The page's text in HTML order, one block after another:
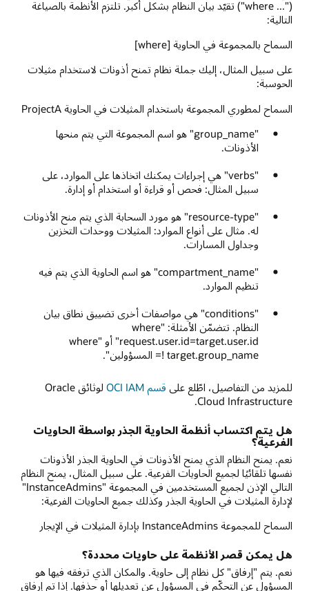
("‎wher‎e ...‎") تقيّد بيان النظام بشكل أكبر. تلتزم الأنظمة بالصياغة
التالية:
السماح بالمجموعة في الحاوية [where]
على سبيل المثال، إليك جملة نظام تمنح أذونات لاستخدام مثيلات
الحوسبة:
السماح لمطوري المجموعة باستخدام المثيلات في الحاوية ProjectA
"group_name" هو اسم المجموعة التي يتم منحها
الأذونات.
"verbs" هي إجراءات يمكنك اتخاذها على الموارد، على
سبيل المثال: فحص أو قراءة أو استخدام أو إدارة.
"resource-type" هو مورد السحابة الذي يتم منح الأذونات
له. مثال على أنواع الموارد: المثيلات ووحدات التخزين
وجداول المسارات.
"compartment_name" هو اسم الحاوية الذي يتم فيه
تنظيم الموارد.
"conditions" هي مواصفات أخرى تضييق نطاق بيان
النظام. تتضمّن الأمثلة: "where
request.user.id=target.user.id" أو "where
target.group_name != المسؤولين".
للمزيد من التفاصيل، اطّلع على قسم ‏OCI IAM‏
لوثائق Oracle
Cloud Infrastructure.
هل يتم اكتساب أنظمة الحاوية الجذر بواسطة الحاويات
الفرعية؟
نعم. يمنح النظام الذي يمنح الأذونات في الحاوية الجذر الأذونات
نفسها تلقائيًا لجميع الحاويات الفرعية. على سبيل المثال، يمنح النظام
التالي الإذن لجميع المستخدمين في المجموعة "InstanceAdmins"
لإدارة المثيلات في الحاوية الجذر وكذلك جميع الحاويات الفرعية:
السماح للمجموعة InstanceAdmins بإدارة المثيلات في الإيجار
هل يمكن قصر الأنظمة على حاويات محددة؟
نعم. يتم "إرفاق" كل نظام إلى حاوية. والمكان الذي ترفقه فيها هو
المسؤول عن التحكّم في المسؤول عن تعديلها أو حذفها. إذا تم إرفاق